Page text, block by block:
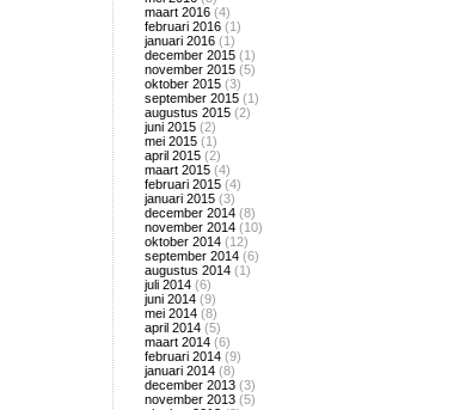
maart 2016 (4)
februari 2016 (1)
januari 2016 (1)
december 2015 (1)
november 2015 (5)
oktober 2015 (3)
september 2015 (1)
augustus 2015 (2)
juni 2015 (2)
mei 2015 (1)
april 2015 (2)
maart 2015 (4)
februari 2015 (4)
januari 2015 (3)
december 2014 (8)
november 2014 (10)
oktober 2014 (12)
september 2014 (6)
augustus 2014 (1)
juli 2014 (6)
juni 2014 (9)
mei 2014 (8)
april 2014 (5)
maart 2014 (6)
februari 2014 (9)
januari 2014 (8)
december 2013 (3)
november 2013 (5)